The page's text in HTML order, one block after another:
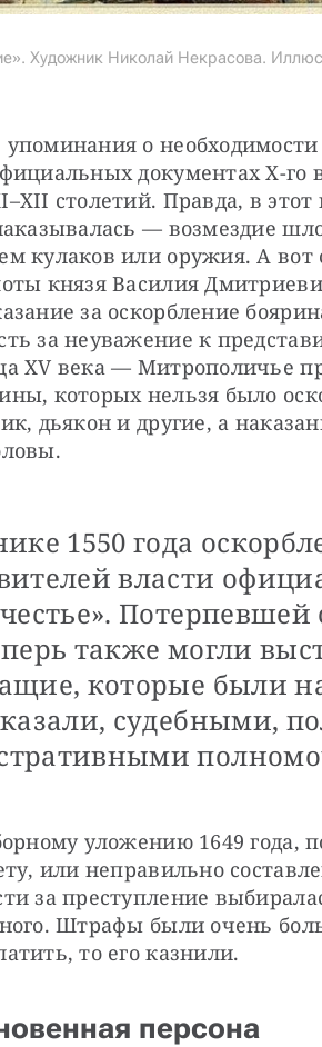
Художник Николай Некрасова.
о
документах X-го
столетий. Правда, в
— возмездие
кулаков или оружия. А
князя Василия
за оскорбление
за неуважение к
XV века — Митрополичье
которых нельзя было
дьякон и другие, а
1550 года
власти
также могли
которые были
судебными,
уложению 1649 года,
или неправильно
за преступление
Штрафы были очень
то его казнили.
персона